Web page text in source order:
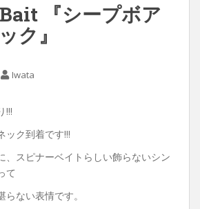
『シープボア
ク』
Iwata
!!!
ック到着です!!!
、スピナーベイトらしい飾らないシン
て
ない表情です。